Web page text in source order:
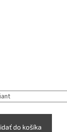
do košíka